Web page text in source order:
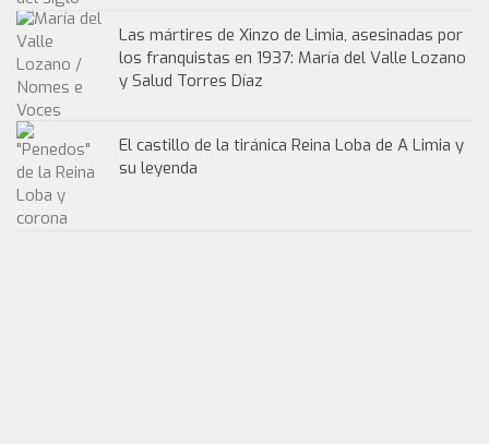
Las mártires de Xinzo de Limia, asesinadas por
los franquistas en 1937: María del Valle Lozano
y Salud Torres Díaz
El castillo de la tiránica Reina Loba de A Limia y
su leyenda